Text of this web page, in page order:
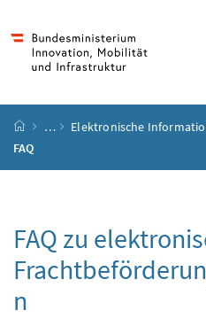
Startseite
…
Elektronische
FAQ
FAQ zu
n